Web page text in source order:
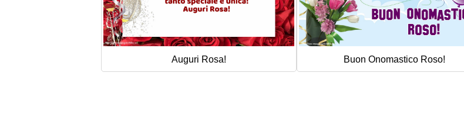
Auguri Rosa! Buon Onomastico Roso!